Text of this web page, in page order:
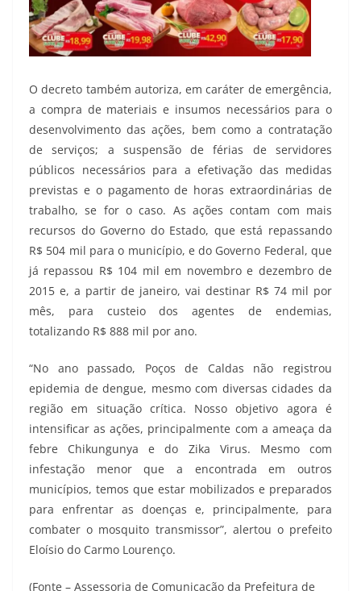
O decreto também autoriza, em caráter de emergência,
a compra de materiais e insumos necessários para o
desenvolvimento das ações, bem como a contratação
de serviços; a suspensão de férias de servidores
públicos necessários para a efetivação das medidas
previstas e o pagamento de horas extraordinárias de
trabalho, se for o caso. As ações contam com mais
recursos do Governo do Estado, que está repassando
R$ 504 mil para o município, e do Governo Federal, que
já repassou R$ 104 mil em novembro e dezembro de
2015 e, a partir de janeiro, vai destinar R$ 74 mil por
mês, para custeio dos agentes de endemias,
totalizando R$ 888 mil por ano.
“No ano passado, Poços de Caldas não registrou
epidemia de dengue, mesmo com diversas cidades da
região em situação crítica. Nosso objetivo agora é
intensificar as ações, principalmente com a ameaça da
febre Chikungunya e do Zika Virus. Mesmo com
infestação menor que a encontrada em outros
municípios, temos que estar mobilizados e preparados
para enfrentar as doenças e, principalmente, para
combater o mosquito transmissor”, alertou o prefeito
Eloísio do Carmo Lourenço.
(Fonte – Assessoria de Comunicação da Prefeitura de